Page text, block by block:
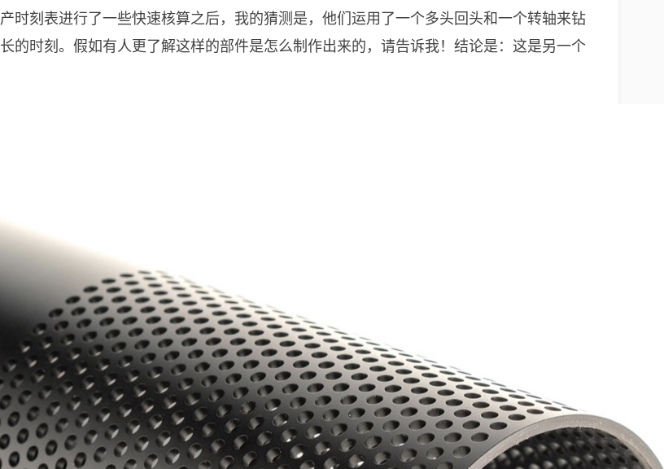
时刻表进行了一些快速核算之后，我的猜测是，他们运用了一个多头回头和一个转轴来钻
的时刻。假如有人更了解这样的部件是怎么制作出来的，请告诉我！结论是：这是另一个